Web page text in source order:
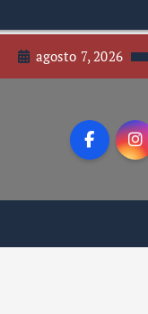
agosto 7, 2026